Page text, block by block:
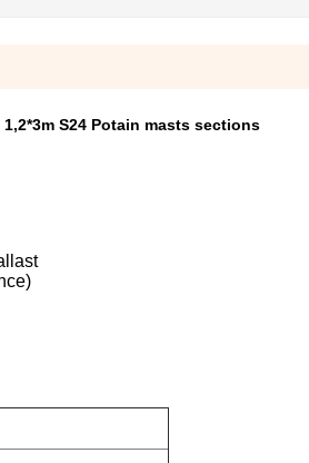
S24 Potain masts sections